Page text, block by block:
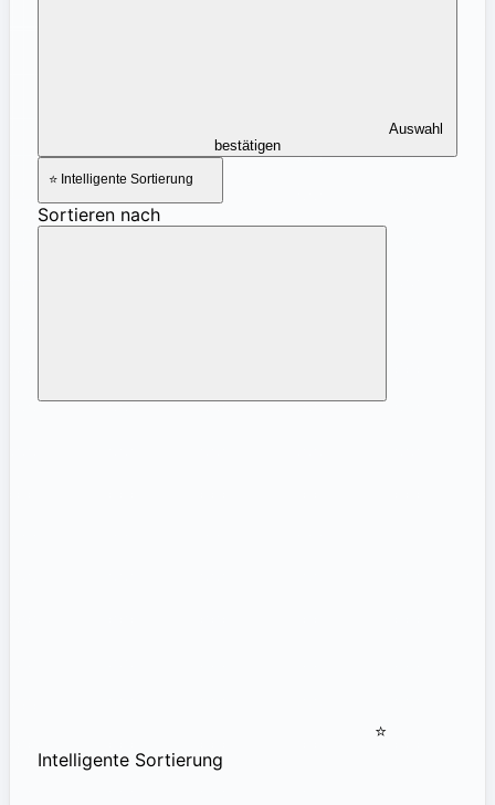
bestätigen
⭐ Intelligente Sortierung
Sortieren nach
⭐
Intelligente Sortierung